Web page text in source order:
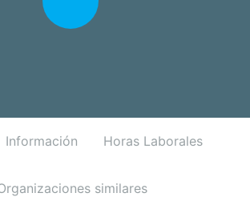
Información Horas Laborales
similares